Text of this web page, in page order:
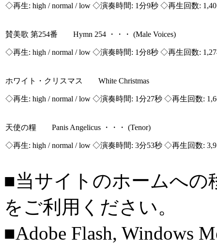
◇再生: high / normal / low ◇演奏時間: 1分9秒 ◇再生回数:
賛美歌 第254番 Hymn 254 ・・・ (Male Voices)
◇再生: high / normal / low ◇演奏時間: 1分8秒 ◇再生回数:
ホワイト・クリスマス White Christmas
◇再生: high / normal / low ◇演奏時間: 1分27秒 ◇再生回数:
天使の糧 Panis Angelicus ・・・ (Tenor)
◇再生: high / normal / low ◇演奏時間: 3分53秒 ◇再生回数:
■当サイトのホームへの
をご利用ください。
■Adobe Flash, Windows